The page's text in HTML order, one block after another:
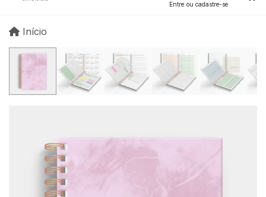
Entre ou cadastre-se
Início